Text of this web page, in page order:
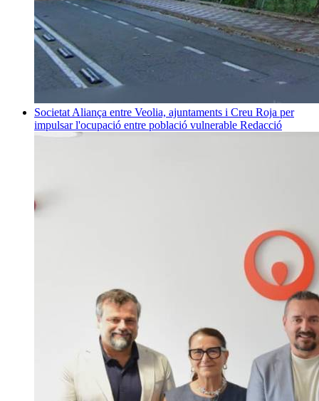
Societat Aliança entre Veolia, ajuntaments i Creu Roja per
impulsar l'ocupació entre població vulnerable Redacció